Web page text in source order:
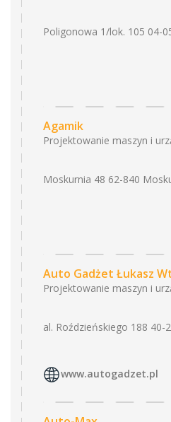
Poligonowa 1/lok. 105 04-
Agamik
Projektowanie maszyn i
Moskurnia 48 62-840
Auto Gadżet Łukasz
Projektowanie maszyn i
al. Roździeńskiego 188 40-
www.autogadzet.pl